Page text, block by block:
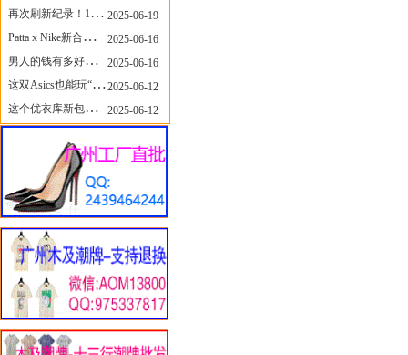
再次刷新纪录！14只 LABUBU 共拍出240万元
2025-06-19
Patta x Nike新合作提前泄露，这次的服饰周边也有亮点？
2025-06-16
男人的钱有多好赚？四个大学生创业卖短裤，年销8个亿！
2025-06-16
这双Asics也能玩“牛仔感”？TOGA联名即将登场！
2025-06-12
这个优衣库新包，能火起来吗？
2025-06-12